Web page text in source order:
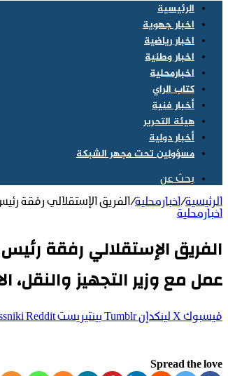
الرئيسية
اخبار جهوية
اخبار رياضية
اخبار وطنية
اخبارمحلية
كتاب الراي
أخبار فنية
هيئة التحرير
أخبار دولية
مسؤولين تحت مجهر الشبكة
بحث عن
الرئيسية/ اخبارمحلية/ الفريق الإستقلالي رفقة
اخبارمحلية
الفريق الإستقلالي رفقة
عمل مع وزير التجهيز والنقل،
فيسبوك‫X لينكدإن بينتيريست
Spread the love